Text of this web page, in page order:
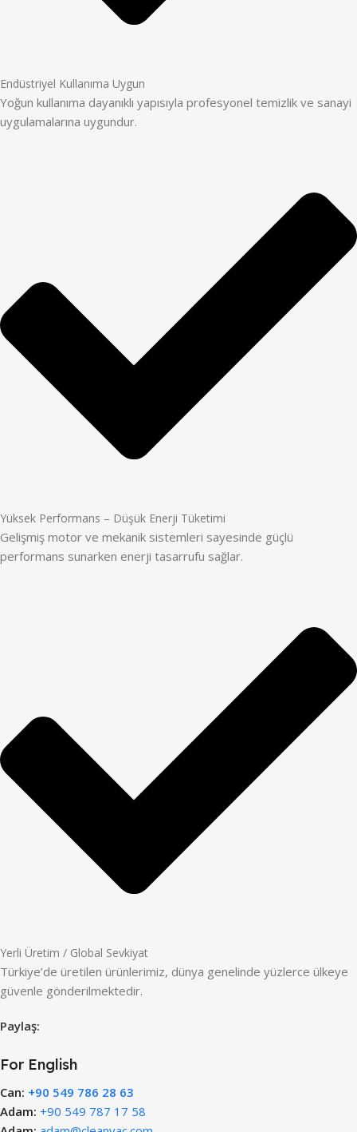
Endüstriyel Kullanıma Uygun
Yoğun kullanıma dayanıklı yapısıyla profesyonel temizlik ve sanayi
uygulamalarına uygundur.
Yüksek Performans – Düşük Enerji Tüketimi
Gelişmiş motor ve mekanik sistemleri sayesinde güçlü
performans sunarken enerji tasarrufu sağlar.
Yerli Üretim / Global Sevkiyat
Türkiye’de üretilen ürünlerimiz, dünya genelinde yüzlerce ülkeye
güvenle gönderilmektedir.
Paylaş:
For English
Can: +90 549 786 28 63
Adam: +90 549 787 17 58